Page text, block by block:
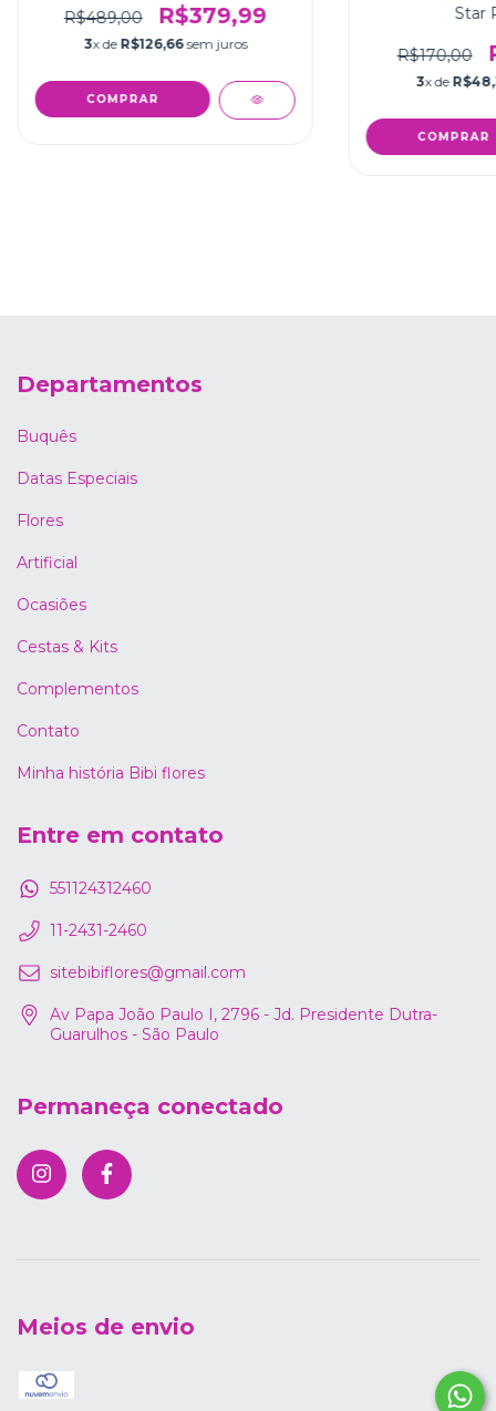
R$489,00 R$379,99
3x de R$126,66sem juros
Star
R$170,00
3x de
COMPRAR
Departamentos
Buquês
Datas Especiais
Flores
Artificial
Ocasiões
Cestas & Kits
Complementos
Contato
Minha história Bibi flores
Entre em contato
551124312460
11-2431-2460
sitebibiflores@gmail.com
Av Papa João Paulo I, 2796 - Jd. Presidente Dutra-
Guarulhos - São Paulo
Permaneça conectado
Meios de envio